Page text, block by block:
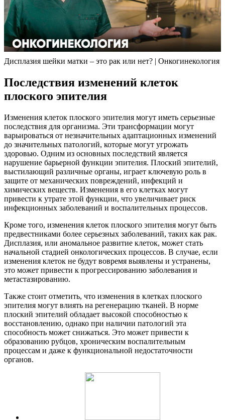
Дисплазия шейки матки – это рак или нет? | Онкогинекология
Последствия изменений клеток
плоского эпителия
Изменения клеток плоского эпителия могут иметь серьезные
последствия для организма. Эти трансформации могут
варьироваться от незначительных адаптационных изменений
до значительных патологий, которые могут угрожать
здоровью. Одним из основных последствий является
нарушение барьерной функции эпителия. Плоский эпителий,
выстилающий различные органы, играет ключевую роль в
защите от механических повреждений, инфекций и
химических веществ. Изменения в его клетках могут
привести к утрате этой функции, что увеличивает риск
инфекционных заболеваний и воспалительных процессов.
Кроме того, изменения клеток плоского эпителия могут быть
предвестниками более серьезных заболеваний, таких как рак.
Дисплазия, или аномальное развитие клеток, может стать
начальной стадией онкологических процессов. В случае, если
изменения клеток не будут вовремя выявлены и устранены,
это может привести к прогрессированию заболевания и
метастазированию.
Также стоит отметить, что изменения в клетках плоского
эпителия могут влиять на регенерацию тканей. В норме
плоский эпителий обладает высокой способностью к
восстановлению, однако при наличии патологий эта
способность может снижаться. Это может привести к
образованию рубцов, хроническим воспалительным
процессам и даже к функциональной недостаточности
органов.